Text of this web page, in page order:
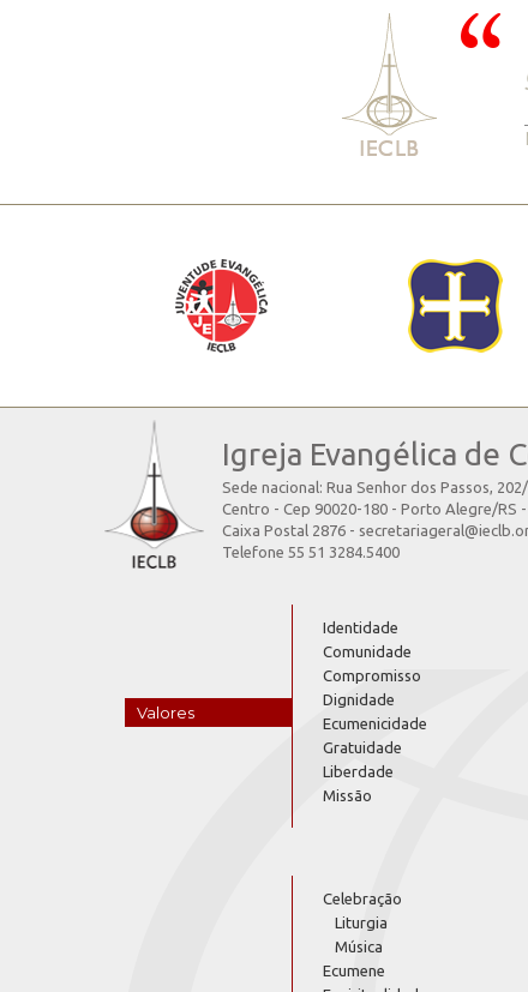
Igreja Evangélica de
Sede nacional: Rua Senhor dos Passos,
Centro - Cep 90020-180 - Porto Alegre/RS -
Caixa Postal 2876 -
Telefone 55 51 3284.5400
Valores
Identidade
Comunidade
Compromisso
Dignidade
Ecumenicidade
Gratuidade
Liberdade
Missão
Celebração
Liturgia
Música
Ecumene